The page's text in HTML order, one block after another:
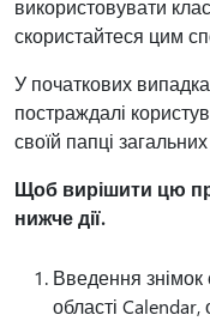
використовувати
скористайтеся цим
У початкових
постраждалі
своїй папці
Щоб вирішити цю
нижче дії.
Введення знімок
області Calendar,